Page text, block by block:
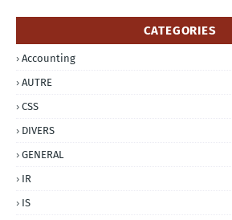
CATEGORIES
Accounting
AUTRE
CSS
DIVERS
GENERAL
IR
IS